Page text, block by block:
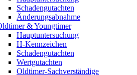
Schadengutachten
Änderungsabnahme
& Youngtimer
Hauptuntersuchung
H-Kennzeichen
Schadengutachten
Wertgutachten
Oldtimer-Sachverständige